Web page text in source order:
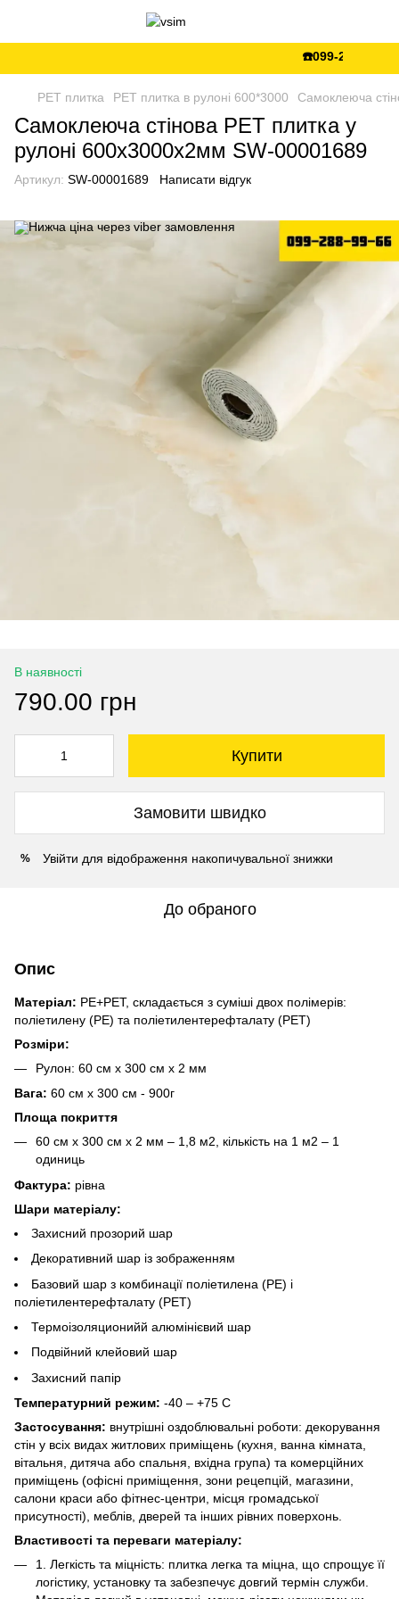
☎️099-288-99-66
PЕT плитка PET плитка в рулоні 600*3000 Самоклеюча
Самоклеюча стінова PET плитка у
рулоні 600х3000х2мм SW-00001689
Артикул: SW-00001689 Написати відгук
В наявності
790.00 грн
Купити
Замовити швидко
% Увійти для відображення накопичувальної знижки
До обраного
Опис
Матеріал: PE+PET, складається з суміші двох полімерів:
поліетилену (PE) та поліетилентерефталату (PET)
Розміри:
Рулон: 60 см х 300 см х 2 мм
Вага: 60 см х 300 см - 900г
Площа покриття
60 см х 300 см х 2 мм – 1,8 м2, кількість на 1 м2 – 1
одиниць
Фактура: рівна
Шари матеріалу:
Захисний прозорий шар
Декоративний шар із зображенням
Базовий шар з комбинації поліетилена (PE) і
поліетилентерефталату (PET)
Термоізоляционийй алюмінієвий шар
Подвійний клейовий шар
Захисний папір
Температурний режим: -40 – +75 С
Застосування: внутрішні оздоблювальні роботи: декорування
стін у всіх видах житлових приміщень (кухня, ванна кімната,
вітальня, дитяча або спальня, вхідна група) та комерційних
приміщень (офісні приміщення, зони рецепцій, магазини,
салони краси або фітнес-центри, місця громадської
присутності), меблів, дверей та інших рівних поверхонь.
Властивості та переваги матеріалу:
1. Легкість та міцність: плитка легка та міцна, що спрощує її
логістику, установку та забезпечує довгий термін служби.